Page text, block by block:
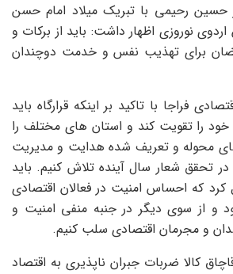
حسین رحیمی با تبریک میلاد امام حسن
نوروزی اظهار داشت: باید از برکات و
برای تهذیب نفس و خدمت دوچندان
فراجا با تاکید بر اینکه قرارگاه باید
را تقویت کند و استان های مختلف را
محوله و تعریف شده هدایت و مدیریت
در تحقق شعار سال آینده تلاش کنیم. باید
که احساس امنیت در فعالان اقتصادی
و از سوی دیگر در جنبه منفی امنیت و
و مجرمان اقتصادی سلب کنیم.
کالا ضربات جبران ناپذیری به اقتصاد